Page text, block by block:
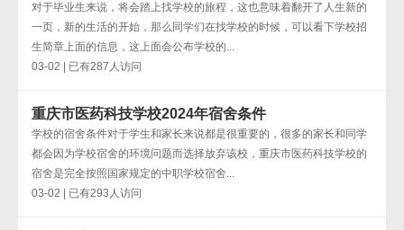
对于毕业生来说，将会踏上找学校的旅程，这也意味着翻开了人生新的
一页，新的生活的开始，那么同学们在找学校的时候，可以看下学校招
生简章上面的信息，这上面会公布学校的...
03-02 | 已有287人访问
重庆市医药科技学校2024年宿舍条件
学校的宿舍条件对于学生和家长来说都是很重要的，很多的家长和同学
都会因为学校宿舍的环境问题而选择放弃该校，重庆市医药科技学校的
宿舍是完全按照国家规定的中职学校宿舍...
03-02 | 已有293人访问